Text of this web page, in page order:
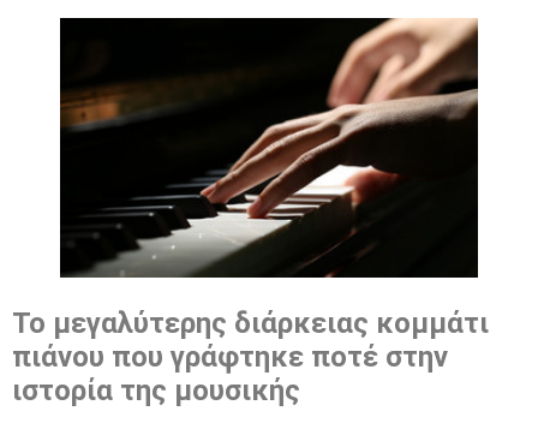
Το μεγαλύτερης διάρκειας κομμάτι
πιάνου που γράφτηκε ποτέ στην
ιστορία της μουσικής